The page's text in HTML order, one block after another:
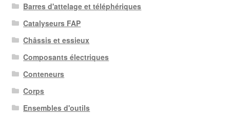
récent
au
plus
ancien
Barres d'attelage et téléphériques
Catalyseurs FAP
Châssis et essieux
Composants électriques
Conteneurs
Corps
Ensembles d'outils